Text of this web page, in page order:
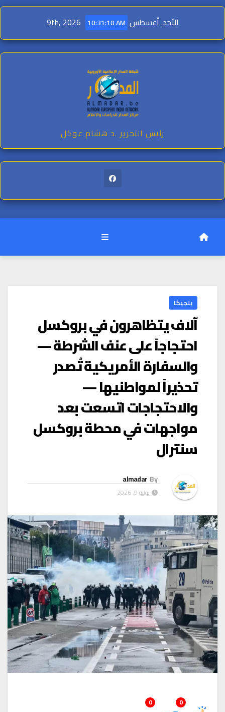
الأحد. أغسطس 9th, 202610:31:12 AM
رئيس التحرير .د هشام عوكل
بلجيكا
آلاف يتظاهرون في بروكسل
احتجاجاً على عنف الشرطة —
والسفارة الأمريكية تُصدر
تحذيراً لمواطنيها —
والاحتجاجات اتسعت بعد
مواجهات في محطة بروكسل
سنترال
almadar
يونيو 9, 2026